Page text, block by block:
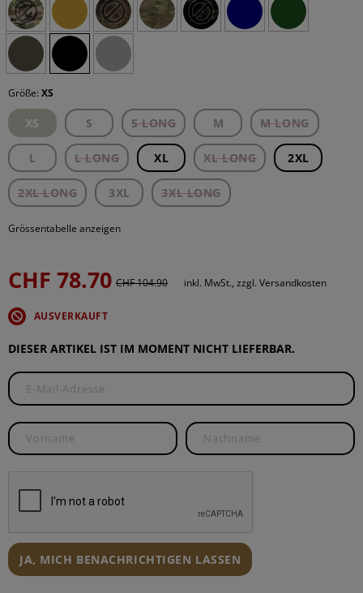
Größe: XS
XS S S LONG M M LONG
L L LONG XL XL LONG 2XL
2XL LONG 3XL 3XL LONG
Grössentabelle anzeigen
CHF 78.70 CHF 104.90 inkl. MwSt., zzgl. Versandkosten
AUSVERKAUFT
DIESER ARTIKEL IST IM MOMENT NICHT LIEFERBAR.
JA, MICH BENACHRICHTIGEN LASSEN